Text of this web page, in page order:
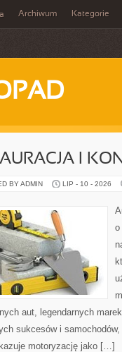
Archiwum Kategorie
I
BY ADMIN LIP - 10 - 2026
o
aut, legendarnych
sukcesów i
motoryzację jako […]